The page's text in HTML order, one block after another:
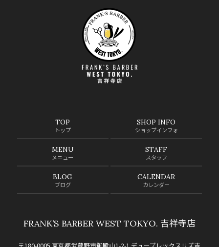
TOP
トップ
SHOP INFO
ショップインフォ
MENU
メニュー
STAFF
スタッフ
BLOG
ブログ
CALENDAR
カレンダー
FRANK’S BARBER WEST TOKYO. 吉祥寺店
〒180-0005 東京都武蔵野市御殿山1-2-1 デュープレックスリズ吉